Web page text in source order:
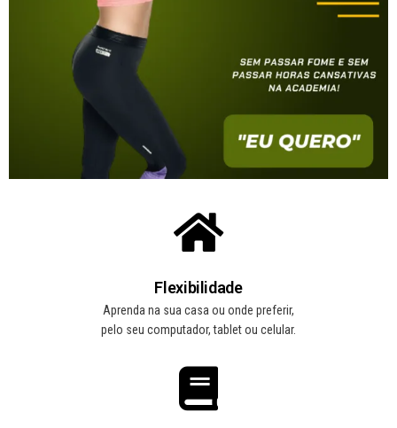
Flexibilidade
Aprenda na sua casa ou onde preferir,
pelo seu computador, tablet ou celular.